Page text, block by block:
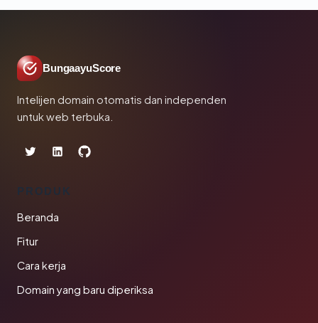
BungaayuScore
Intelijen domain otomatis dan independen
untuk web terbuka.
PRODUK
Beranda
Fitur
Cara kerja
Domain yang baru diperiksa